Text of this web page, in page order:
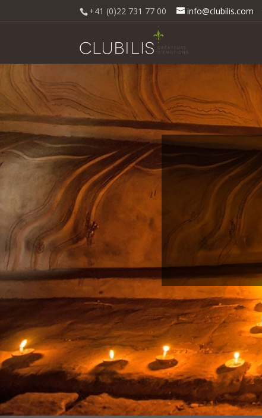
+41 (0)22 731 77 00 info@clubilis.com